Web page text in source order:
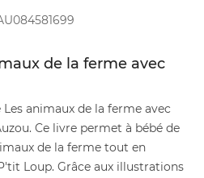
de la ferme avec
animaux de la ferme avec
Ce livre permet à bébé de
de la ferme tout en
Loup. Grâce aux illustrations